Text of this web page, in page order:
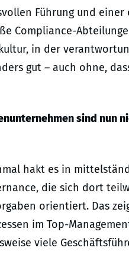
Führung und
Compliance-
in der
gut – auch ohne,
sind nun
hakt es in
die sich dort
orientiert. Das
im Top-
viele